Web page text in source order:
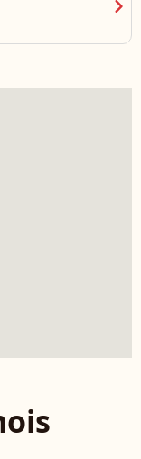
chevron_right